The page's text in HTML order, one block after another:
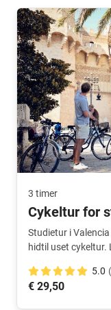
3 timer
Cykeltur for
Studietur i
hidtil uset cykeltur.
5.0
€ 29,50